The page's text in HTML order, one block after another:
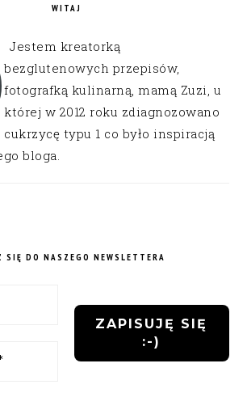
WITAJ
Jestem kreatorką
bezglutenowych przepisów,
fotografką kulinarną, mamą Zuzi, u
której w 2012 roku zdiagnozowano
cukrzycę typu 1 co było inspiracją
bloga.
SIĘ DO NASZEGO NEWSLETTERA